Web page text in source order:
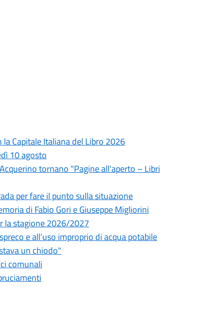
Capitale Italiana del Libro 2026
10 agosto
tornano "Pagine all'aperto – Libri
per fare il punto sulla situazione
di Fabio Gori e Giuseppe Migliorini
la stagione 2026/2027
e all’uso improprio di acqua potabile
un chiodo"
comunali